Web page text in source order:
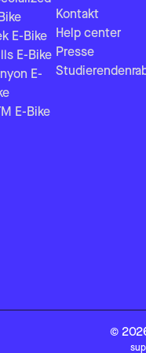
E-Bike
E-Bike
E-
E-Bike
Kontakt
Help center
Presse
©